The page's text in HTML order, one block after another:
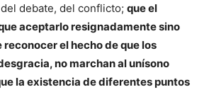
debate, del conflicto; que el
aceptarlo resignadamente sino
el hecho de que los
no marchan al unísono
la existencia de diferentes puntos